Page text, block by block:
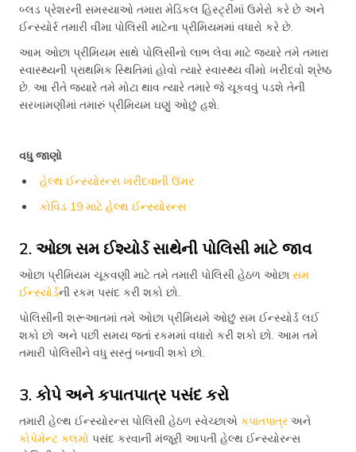
બ્લડ પ્રેશરની સમસ્યાઓ તમારા મેડિકલ હિસ્ટ્રીમાં ઉમેરો કરે છે અને
ઈન્સ્યોર્ર તમારી વીમા પોલિસી માટેના પ્રીમિયમમાં વધારો કરે છે.
આમ ઓછા પ્રીમિયમ સાથે પોલિસીનો લાભ લેવા માટે જ્યારે તમે તમારા
સ્વાસ્થ્યની પ્રાથમિક સ્થિતિમાં હોવો ત્યારે સ્વાસ્થ્ય વીમો ખરીદવો શ્રેષ્ઠ
છે. આ રીતે જ્યારે તમે મોટા થાવ ત્યારે તમારે જે ચૂકવવું પડશે તેની
સરખામણીમાં તમારું પ્રીમિયમ ઘણું ઓછું હશે.
વધુ જાણો
હેલ્થ ઈન્સ્યોરન્સ ખરીદવાની ઉંમર
કોવિડ 19 માટે હેલ્થ ઈન્સ્યોરન્સ
2. ઓછા સમ ઈશ્યોર્ડ સાથેની પોલિસી માટે જાવ
ઓછા પ્રીમિયમ ચૂકવણી માટે તમે તમારી પોલિસી હેઠળ ઓછા સમ
ઈન્સ્યોર્ડની રકમ પસંદ કરી શકો છો.
પોલિસીની શરૂઆતમાં તમે ઓછા પ્રીમિયમે ઓછું સમ ઈન્સ્યોર્ડ લઈ
શકો છો અને પછી સમય જતાં રકમમાં વધારો કરી શકો છો. આમ તમે
તમારી પોલિસીને વધુ સસ્તું બનાવી શકો છો.
3. કોપે અને કપાતપાત્ર પસંદ કરો
તમારી હેલ્થ ઈન્સ્યોરન્સ પોલિસી હેઠળ સ્વેચ્છાએ કપાતપાત્ર અને
કોપેમેન્ટ કલમો પસંદ કરવાની મંજૂરી આપતી હેલ્થ ઈન્સ્યોરન્સ